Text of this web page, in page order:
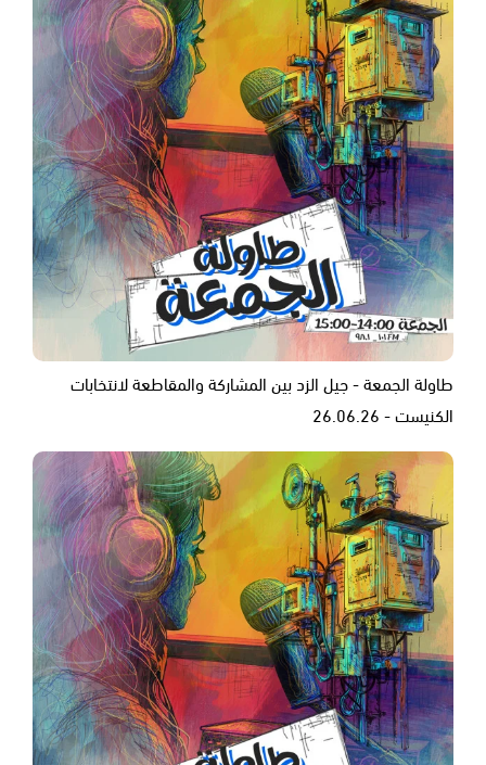
طاولة الجمعة - جيل الزد بين المشاركة والمقاطعة لانتخابات
الكنيست - 26.06.26